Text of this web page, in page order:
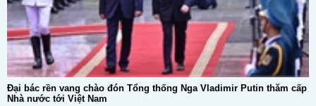
Đại bác rền vang chào đón Tổng thống Nga Vladimir Putin thăm cấp
Nhà nước tới Việt Nam